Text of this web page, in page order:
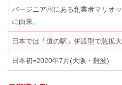
バージニア州にある創業者マリオ
に由来。
日本では「道の駅」併設型で急拡
日本初=2020年7月(大阪・難波)